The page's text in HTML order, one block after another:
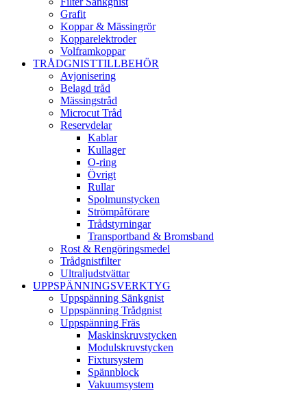
Grafit
Koppar & Mässingrör
Kopparelektroder
Volframkoppar
TRÅDGNISTTILLBEHÖR
Avjonisering
Belagd tråd
Mässingstråd
Microcut Tråd
Reservdelar
Kablar
Kullager
O-ring
Övrigt
Rullar
Spolmunstycken
Strömpåförare
Trådstyrningar
Transportband & Bromsband
Rost & Rengöringsmedel
Trådgnistfilter
Ultraljudstvättar
UPPSPÄNNINGSVERKTYG
Uppspänning Sänkgnist
Uppspänning Trådgnist
Uppspänning Fräs
Maskinskruvstycken
Modulskruvstycken
Fixtursystem
Spännblock
Vakuumsystem